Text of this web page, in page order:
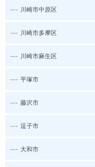
--- 川崎市中原区
--- 川崎市多摩区
--- 川崎市麻生区
--- 平塚市
--- 藤沢市
--- 逗子市
--- 大和市